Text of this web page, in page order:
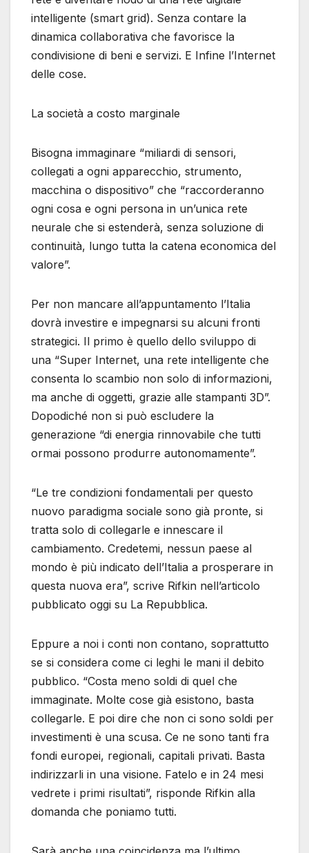
intelligente (smart grid). Senza contare la
dinamica collaborativa che favorisce la
condivisione di beni e servizi. E Infine l’Internet
delle cose.
La società a costo marginale
Bisogna immaginare “miliardi di sensori,
collegati a ogni apparecchio, strumento,
macchina o dispositivo” che “raccorderanno
ogni cosa e ogni persona in un’unica rete
neurale che si estenderà, senza soluzione di
continuità, lungo tutta la catena economica del
valore”.
Per non mancare all’appuntamento l’Italia
dovrà investire e impegnarsi su alcuni fronti
strategici. Il primo è quello dello sviluppo di
una “Super Internet, una rete intelligente che
consenta lo scambio non solo di informazioni,
ma anche di oggetti, grazie alle stampanti 3D”.
Dopodiché non si può escludere la
generazione “di energia rinnovabile che tutti
ormai possono produrre autonomamente”.
“Le tre condizioni fondamentali per questo
nuovo paradigma sociale sono già pronte, si
tratta solo di collegarle e innescare il
cambiamento. Credetemi, nessun paese al
mondo è più indicato dell’Italia a prosperare in
questa nuova era”, scrive Rifkin nell’articolo
pubblicato oggi su La Repubblica.
Eppure a noi i conti non contano, soprattutto
se si considera come ci leghi le mani il debito
pubblico. “Costa meno soldi di quel che
immaginate. Molte cose già esistono, basta
collegarle. E poi dire che non ci sono soldi per
investimenti è una scusa. Ce ne sono tanti fra
fondi europei, regionali, capitali privati. Basta
indirizzarli in una visione. Fatelo e in 24 mesi
vedrete i primi risultati”, risponde Rifkin alla
domanda che poniamo tutti.